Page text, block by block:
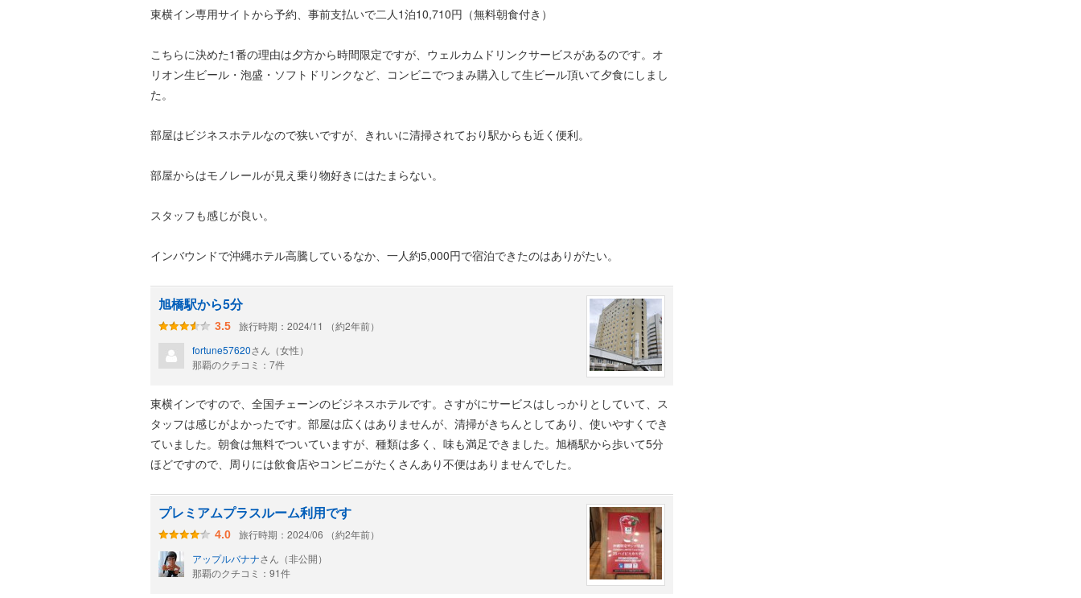
東横イン専用サイトから予約、事前支払いで二人1泊10,710円（無料朝食付き）
こちらに決めた1番の理由は夕方から時間限定ですが、ウェルカムドリンクサービスがあるのです。オ
リオン生ビール・泡盛・ソフトドリンクなど、コンビニでつまみ購入して生ビール頂いて夕食にしまし
た。
部屋はビジネスホテルなので狭いですが、きれいに清掃されており駅からも近く便利。
部屋からはモノレールが見え乗り物好きにはたまらない。
スタッフも感じが良い。
インバウンドで沖縄ホテル高騰しているなか、一人約5,000円で宿泊できたのはありがたい。
旭橋駅から5分
3.5
旅行時期：2024/11 （約2年前）
fortune57620さん（女性）
那覇のクチコミ：7件
東横インですので、全国チェーンのビジネスホテルです。さすがにサービスはしっかりとしていて、ス
タッフは感じがよかったです。部屋は広くはありませんが、清掃がきちんとしてあり、使いやすくでき
ていました。朝食は無料でついていますが、種類は多く、味も満足できました。旭橋駅から歩いて5分
ほどですので、周りには飲食店やコンビニがたくさんあり不便はありませんでした。
プレミアムプラスルーム利用です
4.0
旅行時期：2024/06 （約2年前）
アップルバナナさん（非公開）
那覇のクチコミ：91件